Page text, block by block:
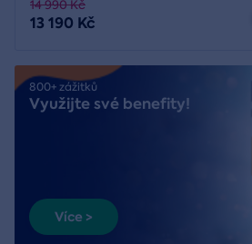
14 990 Kč
13 190 Kč
800+ zážitků
Využijte své benefity!
Více >